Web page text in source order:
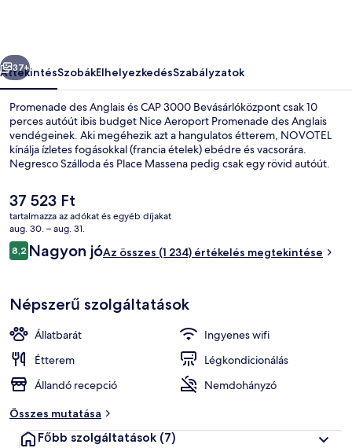
képgalériája
Következő
37+
ÁttekintésSzobákElhelyezkedésSzabályzatok
Promenade des Anglais és CAP 3000 Bevásárlóközpont csak 10
perces autóút ibis budget Nice Aeroport Promenade des Anglais
vendégeinek. Aki megéhezik azt a hangulatos étterem, NOVOTEL
kínálja ízletes fogásokkal (francia ételek) ebédre és vacsorára.
Negresco Szálloda és Place Massena pedig csak egy rövid autóút.
segítőkész személyzet és átfogó értékelés. A tömegközlekedés
rövid sétával megközelíthető: Parc Phoenix villamosmegálló 5 perc,
Grand Arenas South villamosmegálló pedig 6 perc séta.
A
jelenlegi
ár
37 523 Ft
37 523 Ft
tartalmazza az adókat és egyéb díjakat
aug. 30. – aug. 31.
Értékelések
8,28,2 ennyiből: 10
Nagyon jóAz összes (1 234) értékelés megtekintése
Népszerű szolgáltatások
Állatbarát
Ingyenes wifi
Étterem
Légkondicionálás
Állandó recepció
Nemdohányzó
Összes mutatása
Főbb szolgáltatások (7)